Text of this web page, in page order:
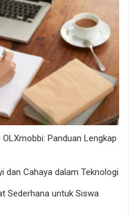
Panduan Lengkap
dan Cahaya dalam Teknologi
Sederhana untuk Siswa